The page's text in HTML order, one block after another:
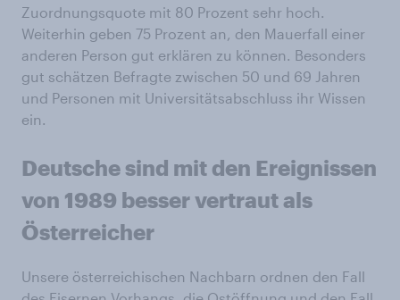
Zuordnungsquote mit 80 Prozent sehr hoch.
Weiterhin geben 75 Prozent an, den Mauerfall einer
anderen Person gut erklären zu können. Besonders
gut schätzen Befragte zwischen 50 und 69 Jahren
und Personen mit Universitätsabschluss ihr Wissen
ein.
Deutsche sind mit den Ereignissen
von 1989 besser vertraut als
Österreicher
Unsere österreichischen Nachbarn ordnen den Fall